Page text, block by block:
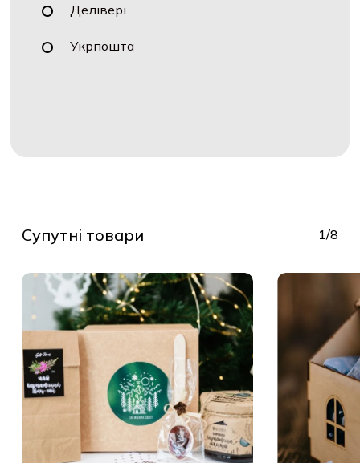
Делівері
Укрпошта
Супутні товари 1/8